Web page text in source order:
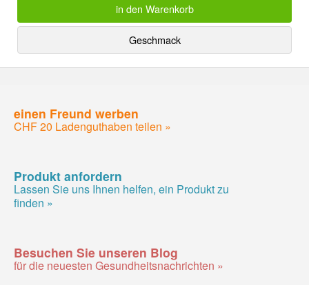
in den Warenkorb
Geschmack
einen Freund werben
CHF 20 Ladenguthaben teilen »
Produkt anfordern
Lassen Sie uns Ihnen helfen, ein Produkt zu
finden »
Besuchen Sie unseren Blog
für die neuesten Gesundheitsnachrichten »